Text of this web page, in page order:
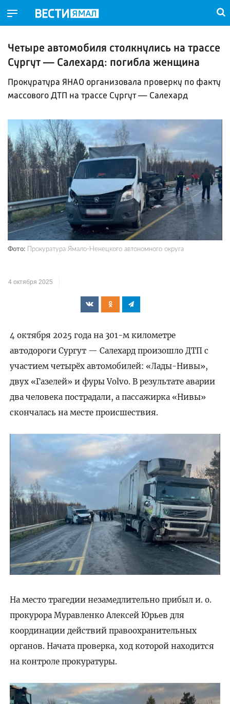
Четыре автомобиля столкнулись на трассе
Сургут — Салехард: погибла женщина
Прокуратура ЯНАО организовала проверку по факту
массового ДТП на трассе Сургут — Салехард
Фото: Прокуратура Ямало-Ненецкого автономного округа
4 октября 2025
4 октября 2025 года на 301-м километре
автодороги Сургут — Салехард произошло ДТП с
участием четырёх автомобилей: «Лады-Нивы»,
двух «Газелей» и фуры Volvo. В результате аварии
два человека пострадали, а пассажирка «Нивы»
скончалась на месте происшествия.
На место трагедии незамедлительно прибыл и. о.
прокурора Муравленко Алексей Юрьев для
координации действий правоохранительных
органов. Начата проверка, ход которой находится
на контроле прокуратуры.